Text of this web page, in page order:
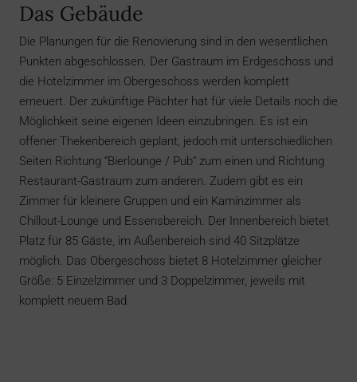
Das Gebäude
Die Planungen für die Renovierung sind in den wesentlichen
Punkten abgeschlossen. Der Gastraum im Erdgeschoss und
die Hotelzimmer im Obergeschoss werden komplett
erneuert. Der zukünftige Pächter hat für viele Details noch die
Möglichkeit seine eigenen Ideen einzubringen. Es ist ein
offener Thekenbereich geplant, jedoch mit unterschiedlichen
Seiten Richtung “Bierlounge / Pub“ zum einen und Richtung
Restaurant-Gastraum zum anderen. Zudem gibt es ein
Zimmer für kleinere Gruppen und ein Kaminzimmer als
Chillout-Lounge und Essensbereich. Der Innenbereich bietet
Platz für 85 Gäste, im Außenbereich sind 40 Sitzplätze
möglich. Das Obergeschoss bietet 8 Hotelzimmer gleicher
Größe: 5 Einzelzimmer und 3 Doppelzimmer, jeweils mit
komplett neuem Bad.